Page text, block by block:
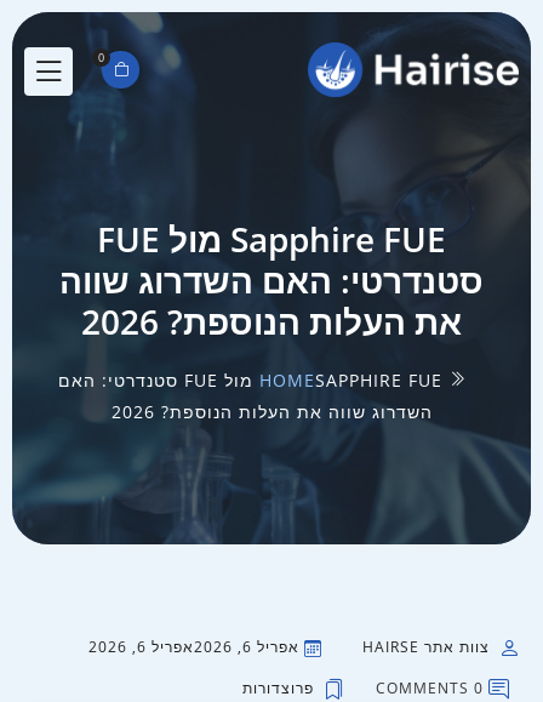
0
Sapphire FUE מול FUE
סטנדרטי: האם השדרוג שווה
את העלות הנוספת? 2026
HOME
SAPPHIRE FUE מול FUE סטנדרטי: האם
השדרוג שווה את העלות הנוספת? 2026
צוות אתר HAIRSE אפריל 6, 2026
אפריל 6, 2026
0 COMMENTS
פרוצדורות